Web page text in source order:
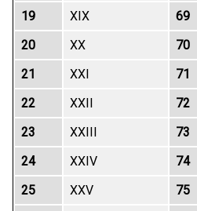
19
XIX 69
20
XX 70
21
XXI 71
22
XXII 72
23
XXIII 73
24
XXIV 74
25
XXV 75